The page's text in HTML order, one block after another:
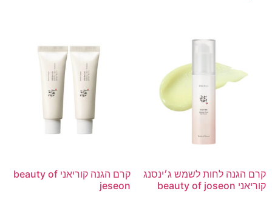
קרם הגנה לחות לשמש ג׳ינסנג
קוריאני beauty of joseon
קרם הגנה קוריאני beauty of
jeseon